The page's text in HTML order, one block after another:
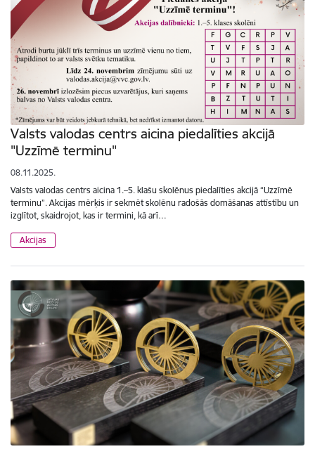
Valsts valodas centrs aicina piedalīties akcijā
"Uzzīmē terminu"
08.11.2025.
Valsts valodas centrs aicina 1.–5. klašu skolēnus piedalīties akcijā “Uzzīmē
terminu”. Akcijas mērķis ir sekmēt skolēnu radošās domāšanas attīstību un
izglītot, skaidrojot, kas ir termini, kā arī…
Akcijas